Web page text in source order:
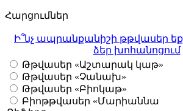
Հարցումներ
Ի՞նչ ապրանքանիշի թթվասեր
ձեր խոհանոցում
Թթվասեր «Աշտարակ կաթ»
Թթվասեր «Չանախ»
Թթվասեր «Բիոկաթ»
Բիոթթվասեր «Մարիաննա